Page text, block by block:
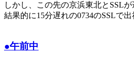
しかし、この先の京浜東北とSSL
結果的に15分遅れの0734のSSLで出
●午前中